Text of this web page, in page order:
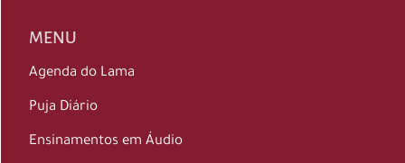
MENU
Agenda do Lama
Puja Diário
Ensinamentos em Áudio